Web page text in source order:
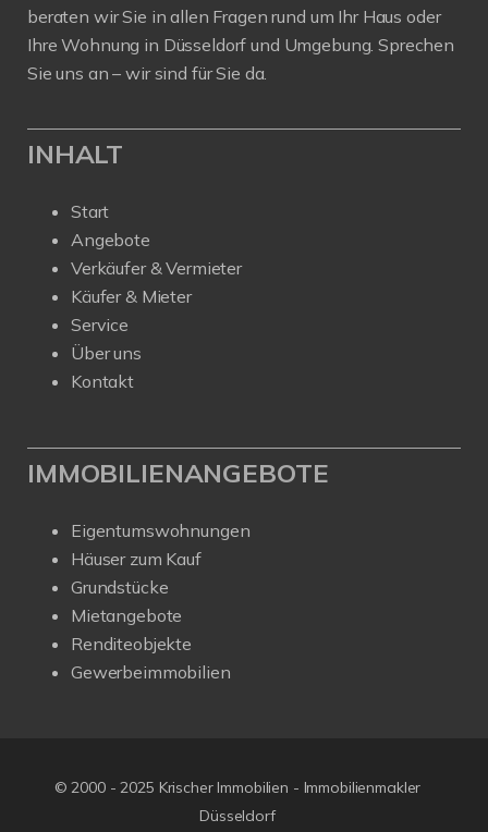
beraten wir Sie in allen Fragen rund um Ihr Haus oder
Ihre Wohnung in Düsseldorf und Umgebung. Sprechen
Sie uns an – wir sind für Sie da.
INHALT
Start
Angebote
Verkäufer & Vermieter
Käufer & Mieter
Service
Über uns
Kontakt
IMMOBILIENANGEBOTE
Eigentumswohnungen
Häuser zum Kauf
Grundstücke
Mietangebote
Renditeobjekte
Gewerbeimmobilien
© 2000 - 2025 Krischer Immobilien - Immobilienmakler
Düsseldorf